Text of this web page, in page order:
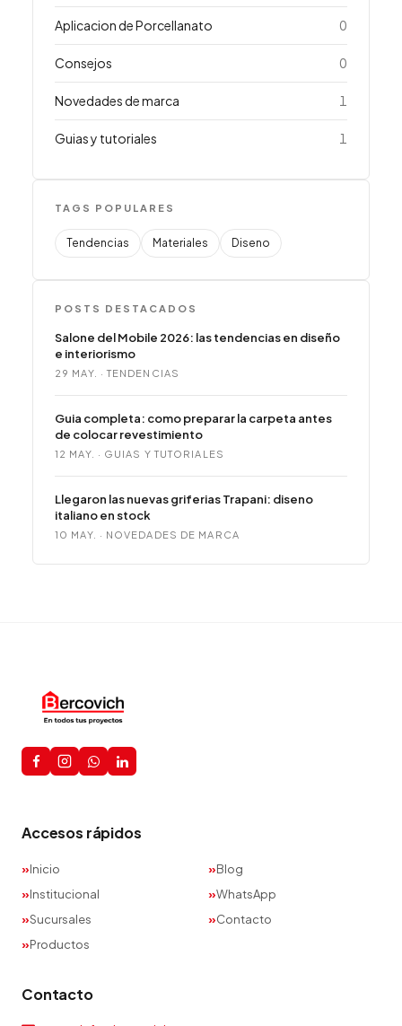
Aplicacion de Porcellanato 0
Consejos 0
Novedades de marca 1
Guias y tutoriales 1
TAGS POPULARES
Tendencias Materiales Diseno
POSTS DESTACADOS
Salone del Mobile 2026: las tendencias en diseño
e interiorismo
29 MAY. · TENDENCIAS
Guia completa: como preparar la carpeta antes
de colocar revestimiento
12 MAY. · GUIAS Y TUTORIALES
Llegaron las nuevas griferias Trapani: diseno
italiano en stock
10 MAY. · NOVEDADES DE MARCA
Accesos rápidos
Inicio
Institucional
Sucursales
Productos
Blog
WhatsApp
Contacto
Contacto